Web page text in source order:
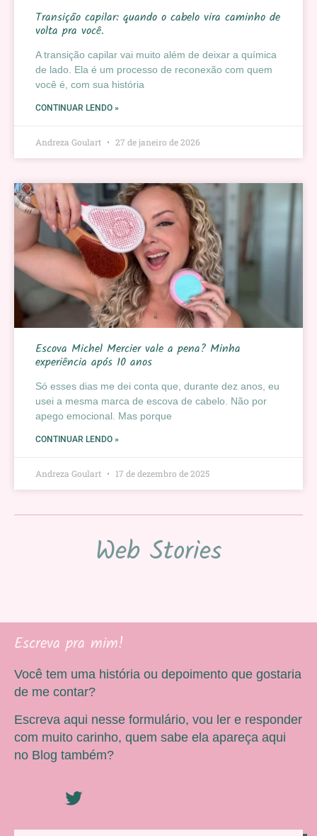
Transição capilar: quando o cabelo vira caminho de
volta pra você.
A transição capilar vai muito além de deixar a química
de lado. Ela é um processo de reconexão com quem
você é, com sua história
CONTINUAR LENDO »
Andreza Goulart 27 de janeiro de 2026
Escova Michel Mercier vale a pena? Minha
experiência após 10 anos
Só esses dias me dei conta que, durante dez anos, eu
usei a mesma marca de escova de cabelo. Não por
apego emocional. Mas porque
CONTINUAR LENDO »
Andreza Goulart 17 de dezembro de 2025
Web Stories
Escreva pra mim!
Você tem uma história ou depoimento que gostaria
de me contar?
Escreva aqui nesse formulário, vou ler e responder
com muito carinho, quem sabe ela apareça aqui
no Blog também?